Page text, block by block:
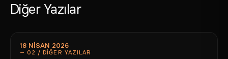
Diğer Yazılar
18 NISAN 2026